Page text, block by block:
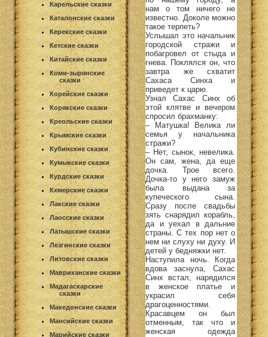
Карельские сказки
Каталонские сказки
Керекские сказки
Кетские сказки
Китайские сказки
Коми-зырянские
сказки
Корейские сказки
Корякские сказки
Креольские сказки
Крымские сказки
Кубинские сказки
Кумыкские сказки
Курдские сказки
Кхмерские сказки
Лакские сказки
Лаосские сказки
Латышские сказки
Лезгинские сказки
Литовские сказки
Мавриканские сказки
Мадагаскарские
сказки
Македонские сказки
Мансийские сказки
Марийские сказки
нам о том ничего не
известно. Доколе можно
такое терпеть?
Услышал это начальник
городской стражи и
побагровел от стыда и
гнева. Поклялся он, что
завтра же схватит
Сахаса Синха и
приведет к царю.
Узнал Сахас Синх об
этой клятве и вечером
спросил брахманку:
– Матушка! Велика ли
семья у начальника
стражи?
– Нет, сынок, невелика.
Он сам, жена, да еще
дочка. Трое всего.
Дочка-то у него замуж
была выдана за
купеческого сына.
Сразу после свадьбы
зять снарядил корабль,
да и уехал в дальние
страны. С тех пор нет о
нем ни слуху ни духу. И
детей у бедняжки нет.
Наступила ночь. Когда
вдова заснула, Сахас
Синх встал, нарядился
в женское платье и
украсил себя
драгоценностями.
Красавцем он был
отменным, так что и
женская одежда